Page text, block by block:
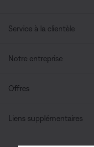
Service à la clientèle
Notre entreprise
Offres
Liens supplémentaires